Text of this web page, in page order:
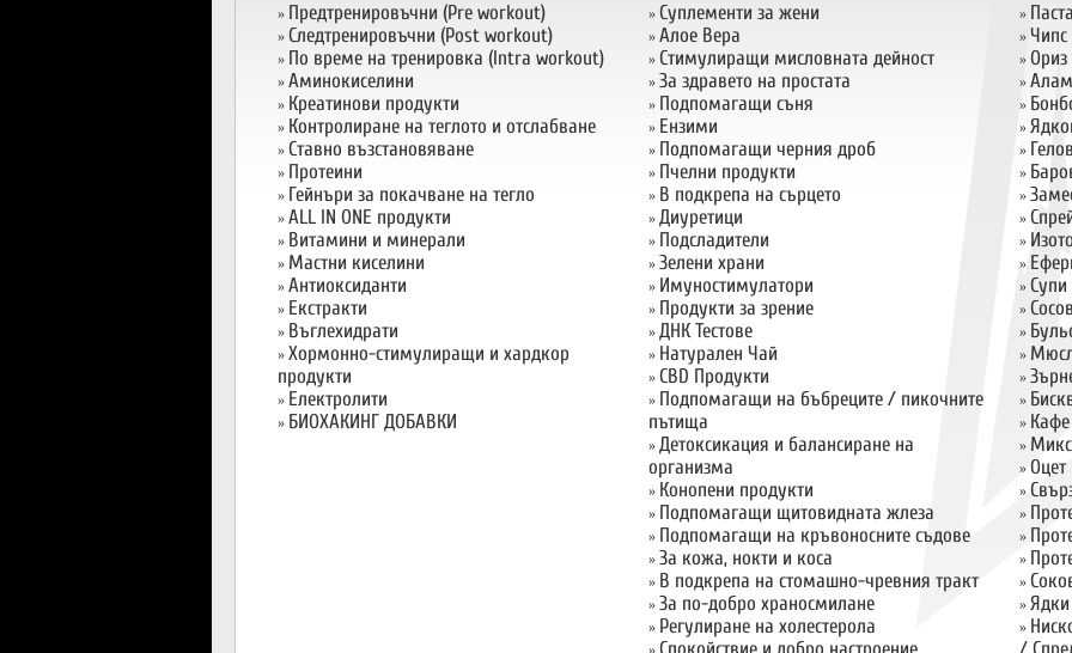
» Предтренировъчни (Pre workout)
» Следтренировъчни (Post workout)
» По време на тренировка (Intra workout)
» Аминокиселини
» Креатинови продукти
» Контролиране на теглото и отслабване
» Ставно възстановяване
» Протеини
» Гейнъри за покачване на тегло
» ALL IN ONE продукти
» Витамини и минерали
» Мастни киселини
» Антиоксиданти
» Екстракти
» Въглехидрати
» Хормонно-стимулиращи и хардкор
продукти
» Електролити
» БИОХАКИНГ ДОБАВКИ
» Суплементи за жени
» Алое Вера
» Стимулиращи мисловната дейност
» За здравето на простата
» Подпомагащи съня
» Ензими
» Подпомагащи черния дроб
» Пчелни продукти
» В подкрепа на сърцето
» Диуретици
» Подсладители
» Зелени храни
» Имуностимулатори
» Продукти за зрение
» ДНК Тестове
» Натурален Чай
» CBD Продукти
» Подпомагащи на бъбреците / пикочните
пътища
» Детоксикация и балансиране на
организма
» Конопени продукти
» Подпомагащи щитовидната жлеза
» Подпомагащи на кръвоносните съдове
» За кожа, нокти и коса
» В подкрепа на стомашно-чревния тракт
» За по-добро храносмилане
» Регулиране на холестерола
» Паста
» Чипс
» Ориз
»
»
»
»
»
»
»
»
»
» Супи
»
»
»
»
»
» Кафе
»
» Оцет
»
»
»
»
»
»
»